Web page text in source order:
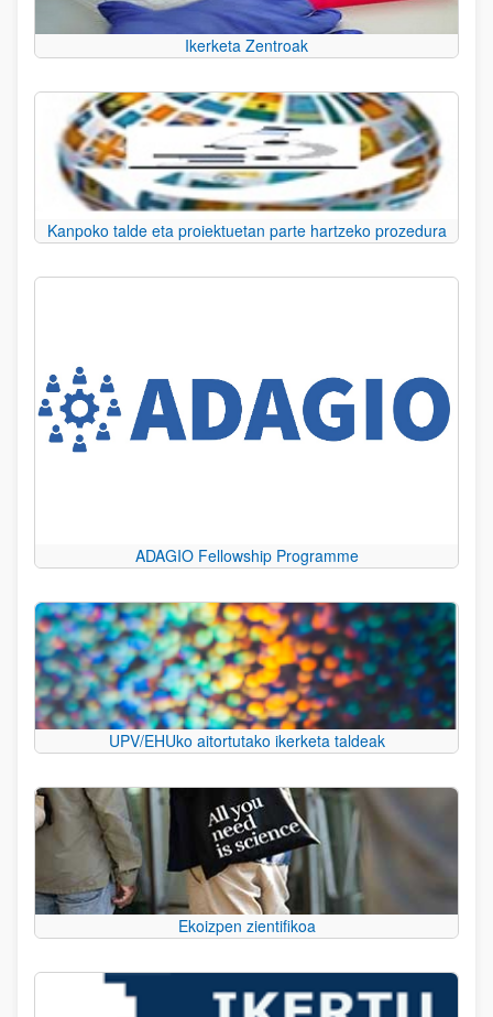
Ikerketa Zentroak
Kanpoko talde eta proiektuetan parte hartzeko prozedura
ADAGIO Fellowship Programme
UPV/EHUko aitortutako ikerketa taldeak
Ekoizpen zientifikoa